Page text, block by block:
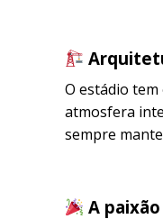
O estádio
atmosfera
sempre
A